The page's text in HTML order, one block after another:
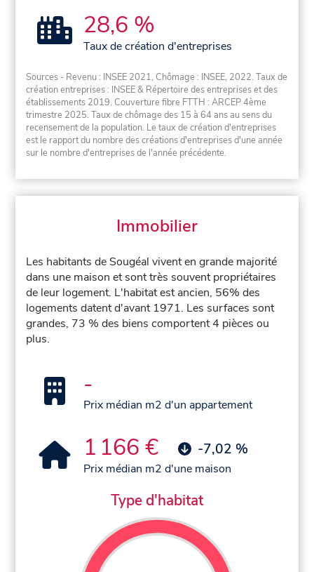
28,6 %
Taux de création d'entreprises
Sources - Revenu : INSEE 2021, Chômage : INSEE, 2022. Taux de
création entreprises : INSEE & Répertoire des entreprises et des
établissements 2019. Couverture fibre FTTH : ARCEP 4ème
trimestre 2025. Taux de chômage des 15 à 64 ans au sens du
recensement de la population. Le taux de création d'entreprises
est le rapport du nombre des créations d'entreprises d'une année
sur le nombre d'entreprises de l'année précédente.
Immobilier
Les habitants de Sougéal vivent en grande majorité
dans une maison et sont très souvent propriétaires
de leur logement. L'habitat est ancien, 56% des
logements datent d'avant 1971. Les surfaces sont
grandes, 73 % des biens comportent 4 pièces ou
plus.
-
Prix médian m2 d'un appartement
1 166 € -7,02 %
Prix médian m2 d'une maison
Type d'habitat